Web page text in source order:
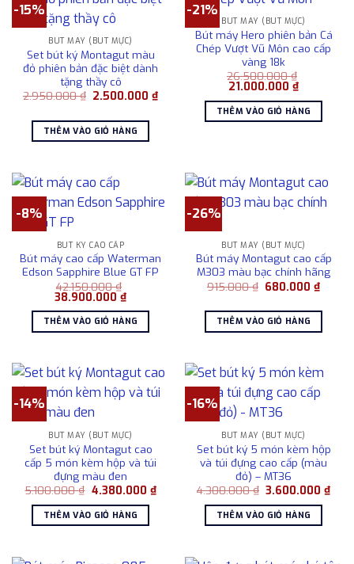
-15%
BÚT MÁY (BÚT MỰC)
Set bút ký Montagut màu
đỏ phiên bản đặc biệt dành
tặng thầy cô
2.950.000₫ Giá
2.950.000 ₫.
2.500.000₫Giá
THÊM VÀO GIỎ HÀNG
-21%
BÚT MÁY (BÚT MỰC)
Bút máy Hero phiên bản Cá
Chép Vượt Vũ Môn cao cấp
vàng 18k
26.500.000₫
Giá
là:
26.500.000 ₫.
21.000.000 ₫Giá
tại
là:
THÊM VÀO GIỎ HÀNG
-8%
BÚT KÝ CAO CẤP
Bút máy cao cấp Waterman
Edson Sapphire Blue GT FP
42.150.000₫
Giá
là:
42.150.000 ₫.
38.900.000 ₫Giá
hiện
tại
là:
38.900.000 ₫.
THÊM VÀO GIỎ HÀNG
-26%
BÚT MÁY (BÚT MỰC)
Bút máy Montagut cao cấp
M303 màu bạc chính hãng
915.000₫ Giá
915.000 ₫.
680.000₫Giá
hiện
là:
THÊM VÀO GIỎ HÀNG
-14%
BÚT MÁY (BÚT MỰC)
Set bút ký Montagut cao
cấp 5 món kèm hộp và túi
đựng màu đen
5.100.000₫ Giá
là:
5.100.000 ₫.
4.380.000 ₫Giá
hiện
4.380.000 ₫.
THÊM VÀO GIỎ HÀNG
-16%
BÚT MÁY (BÚT MỰC)
Set bút ký 5 món kèm hộp
và túi đựng cao cấp (màu
đỏ) – MT36
4.300.000₫ Giá
là:
4.300.000 ₫.
3.600.000₫Giá
hiện
THÊM VÀO GIỎ HÀNG